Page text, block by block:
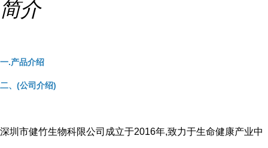
简介
一.产品介绍
二、(公司介绍)
深圳市健竹生物科限公司成立于2016年,致力于生命健康产业中